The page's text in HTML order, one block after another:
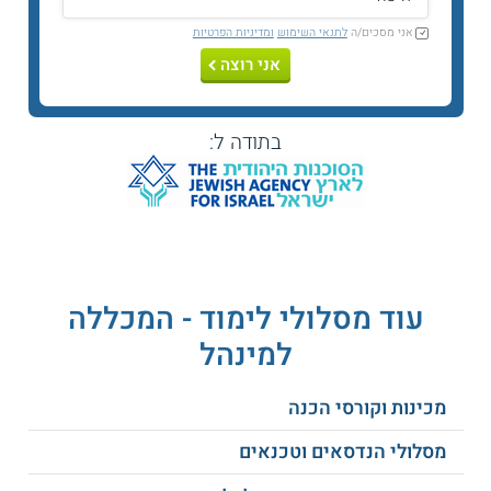
נושאי לימוד
תוכנית הלימודים כוללת מגוון של נושאי לימוד כגון:
פוליסת חבות ואחריות
מקצועית
פוליסת חבות ואחריות
החוק למוצרים פגומים
אני מסכים/הלתנאי השימוש ומדיניות הפרטיות
אני רוצה
בתודה ל:
עוד מסלולי לימוד - המכללה
למינהל
מכינות וקורסי הכנה
מסלולי הנדסאים וטכנאים